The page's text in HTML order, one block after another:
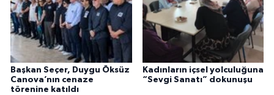
Başkan Seçer, Duygu Öksüz
Canova’nın cenaze
törenine katıldı
Kadınların içsel yolculuğuna
“Sevgi Sanatı” dokunuşu